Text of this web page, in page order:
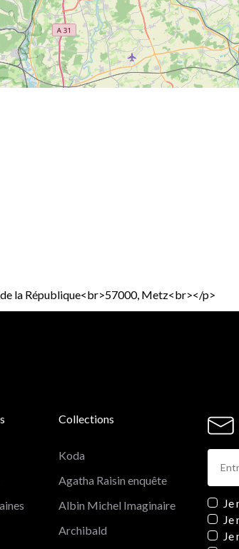
la République<br>57000, Metz<br></p>
Je
Je
Je
Collections
Koda
Agatha Raisin enquête
Albin Michel Imaginaire
Archibald